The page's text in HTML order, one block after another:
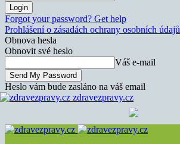
Forgot your password? Get help
Prohlášení o zásadách ochrany osobních údajů
Obnova hesla
Obnovit své heslo
Váš e-mail
Heslo vám bude zasláno na váš email
zdravezpravy.cz